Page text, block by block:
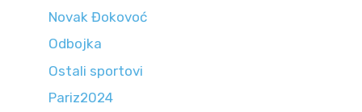
Novak Đokovoć
Odbojka
Ostali sportovi
Pariz2024